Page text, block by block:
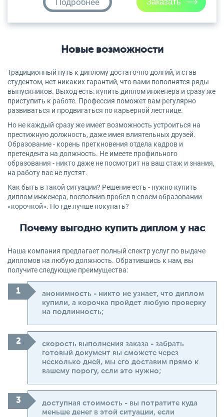
Подробнее
Новые возможности
Традиционный путь к диплому достаточно долгий, и став
студентом, нет никаких гарантий, что вами пополнятся ряды
выпускников. Выход есть: купить диплом инженера и сразу же
приступить к работе. Профессия поможет вам регулярно
развиваться и продвигаться по карьерной лестнице.
Но не каждый сразу же имеет возможность устроиться на
престижную должность, даже имея влиятельных друзей.
Образование - корень преткновения отдела кадров и
претендента на должность. Не имеете профильного
образования - никто даже не посмотрит на ваш стаж и знания,
на работу вас не пустят.
Как быть в такой ситуации? Решение есть - нужно купить
диплом инженера, восполнив пробел в своем образовании
«корочкой». Но где лучше покупать?
Почему выгодно купить диплом у нас
Наша компания предлагает полный спектр услуг по выдаче
дипломов на любую должность. Обратившись к нам, вы
получите следующие преимущества:
анонимность - никто не узнает, что диплом
купили, а корочка пройдет любую проверку
на подлинность;
скорость выполнения заказа - забрать
готовый документ вы сможете через
несколько дней, мы его доставим прямо к
вашему порогу, если это нужно;
доступная стоимость - вы потратите куда
меньше денег в этой ситуации, если